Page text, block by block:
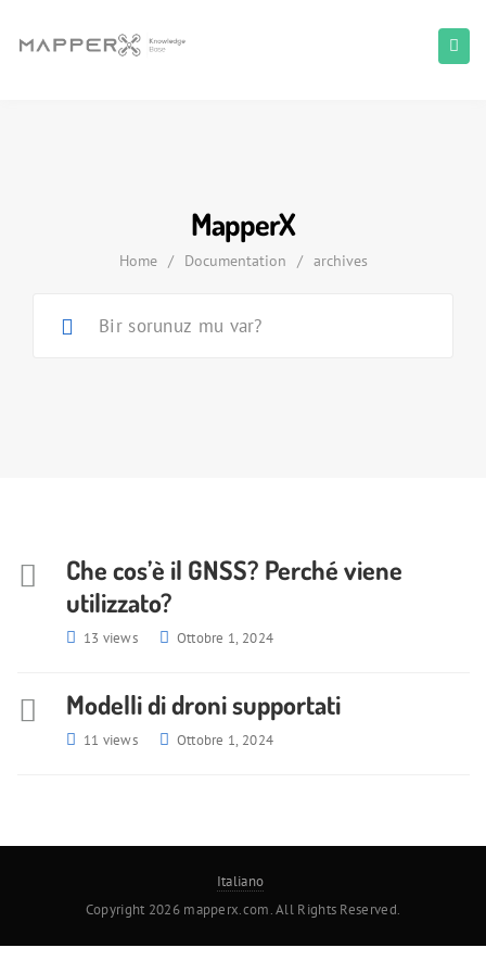
MapperX
Home / Documentation / archives
Che cos’è il GNSS? Perché viene
utilizzato?
13 views Ottobre 1, 2024
Modelli di droni supportati
11 views Ottobre 1, 2024
Italiano
Copyright 2026 mapperx.com. All Rights Reserved.